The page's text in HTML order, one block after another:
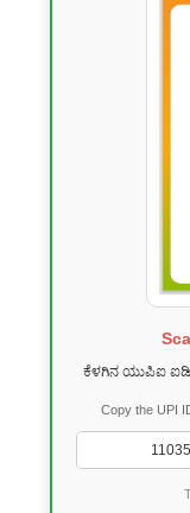
ಕೆಳಗಿನ ಯುಪಿಐ
Copy the UPI